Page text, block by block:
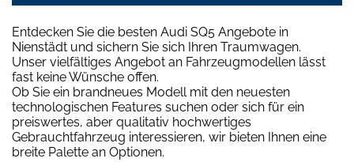
Entdecken Sie die besten Audi SQ5 Angebote in
Nienstädt und sichern Sie sich Ihren Traumwagen.
Unser vielfältiges Angebot an Fahrzeugmodellen lässt
fast keine Wünsche offen.
Ob Sie ein brandneues Modell mit den neuesten
technologischen Features suchen oder sich für ein
preiswertes, aber qualitativ hochwertiges
Gebrauchtfahrzeug interessieren, wir bieten Ihnen eine
breite Palette an Optionen.